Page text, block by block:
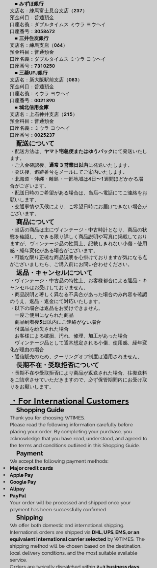
■ みずほ銀行
支店名：練馬富士見台支店（237）
預金科目：普通預金
口座名義：ダブルタイムス ミウラ ヨウヘイ
口座番号：3058672
■ 三井住友銀行
支店名：練馬支店（064）
預金科目：普通預金
口座名義：ダブルタイムス ミウラ ヨウヘイ
口座番号：7310250
■ 三菱UFJ銀行
支店名：新大阪駅前支店（083）
預金科目：普通預金
口座名義：ミウラ ヨウヘイ
口座番号：0021890
■ 城北信用金庫
支店名：上石神井支店（215）
預金科目：普通預金
口座名義：ミウラ ヨウヘイ
口座番号：0025237
配送について
・配送方法は、 ヤマト宅急便またはゆうパックにて発送いたし
ます。
・ご入金確認後、 通常３営業日以内に発送いたします。
・発送後、追跡番号をメールにてご案内いたします。
・北海道・沖縄・離島・一部地域は4日〜1週間ほどかかる場
合がございます。
・配送日時のご希望がある場合は、当店へ電話にてご連絡をお
願いします。
・交通事情や天候により、ご希望日時にお届けできない場合が
ございます。
商品について
・当店の商品は主にヴィンテージ・中古時計となり、商品の状
態を確認し、できる限り詳しく商品説明や写真に掲載しており
ますが、ヴィンテージ品の性質上、記載しきれない小傷・使用
感・経年変化がある場合がございます。
・可能な限り正確な商品説明を心掛けておりますが気になる点
がございましたら、ご購入前にお問い合わせください。
返品・キャンセルについて
・ヴィンテージ・中古品の特性上、お客様都合による返品・キ
ャンセルはお受けしておりません。
・商品説明と著しく異なる不具合があった場合のみ内容を確認
のうえ、返品・返金にて対応いたします。
・以下の場合は返品をお受けできません。
一度ご使用になられた商品
商品到着後5日以内にご連絡がない場合
付属品を紛失された場合
お客様による破損、汚れ、修理、加工があった場合
ヴィンテージ品として通常想定される小傷、使用感、経年変
化が理由の場合
・通信販売のため、クーリングオフ制度は適用されません。
長期不在・受取拒否について
・長期不在や受取拒否により商品が返送された場合、往復送料
をご請求させていただきますので、必ず保管期間内にお受け取
りをお願いします。
・For International Customers
Shopping Guide
Thank you for choosing WTIMES.
Please read the following information carefully before
placing your order. By completing your purchase, you
acknowledge that you have read, understood, and agreed to
the terms and conditions outlined in this Shopping Guide.
Payment
We accept the following payment methods:
Major credit cards
Apple Pay
Google Pay
Alipay
PayPal
Your order will be processed and shipped once your
payment has been successfully confirmed.
Shipping
We offer both domestic and international shipping.
International orders are shipped via DHL, UPS, EMS, or an
equivalent international carrier selected by WTIMES. The
shipping method will be chosen based on the destination,
local delivery conditions, and the most suitable available
service.
Orders are typically dispatched within 2–3 business days